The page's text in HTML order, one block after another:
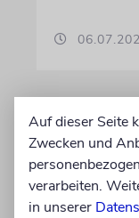
Auf dieser Seite
Zwecken und
verarbeiten.
in unserer